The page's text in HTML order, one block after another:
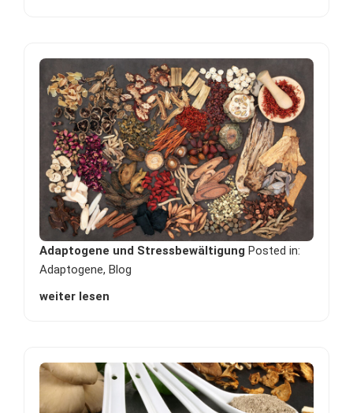
Adaptogene und Stressbewältigung Posted in:
Adaptogene,Blog
weiter lesen